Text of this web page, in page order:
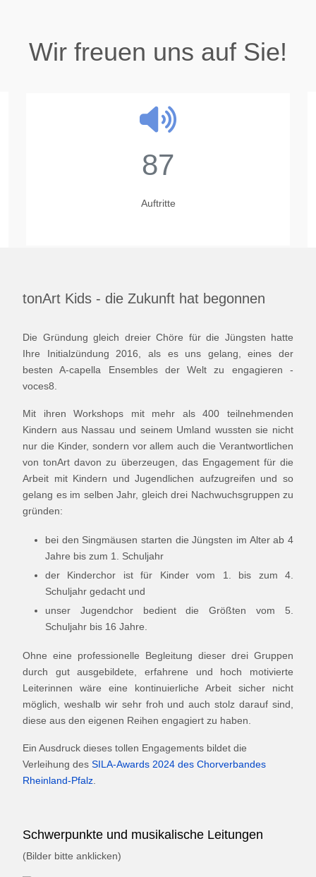
Wir freuen uns auf Sie!
87
Auftritte
tonArt Kids - die Zukunft hat begonnen
Die Gründung gleich dreier Chöre für die Jüngsten hatte
Ihre Initialzündung 2016, als es uns gelang, eines der
besten A-capella Ensembles der Welt zu engagieren -
voces8.
Mit ihren Workshops mit mehr als 400 teilnehmenden
Kindern aus Nassau und seinem Umland wussten sie nicht
nur die Kinder, sondern vor allem auch die Verantwortlichen
von tonArt davon zu überzeugen, das Engagement für die
Arbeit mit Kindern und Jugendlichen aufzugreifen und so
gelang es im selben Jahr, gleich drei Nachwuchsgruppen zu
gründen:
bei den Singmäusen starten die Jüngsten im Alter ab 4
Jahre bis zum 1. Schuljahr
der Kinderchor ist für Kinder vom 1. bis zum 4.
Schuljahr gedacht und
unser Jugendchor bedient die Größten vom 5.
Schuljahr bis 16 Jahre.
Ohne eine professionelle Begleitung dieser drei Gruppen
durch gut ausgebildete, erfahrene und hoch motivierte
Leiterinnen wäre eine kontinuierliche Arbeit sicher nicht
möglich, weshalb wir sehr froh und auch stolz darauf sind,
diese aus den eigenen Reihen engagiert zu haben.
Ein Ausdruck dieses tollen Engagements bildet die
Verleihung des SILA-Awards 2024 des Chorverbandes
Rheinland-Pfalz
Schwerpunkte und musikalische Leitungen
(Bilder bitte anklicken)